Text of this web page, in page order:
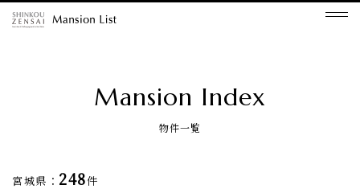
Mansion Index
物件一覧
宮城県： 248件